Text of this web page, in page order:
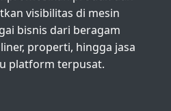
visibilitas di mesin
bisnis dari beragam
properti, hingga jasa
platform terpusat.